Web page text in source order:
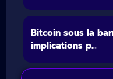
Bitcoin sous la
implications p...